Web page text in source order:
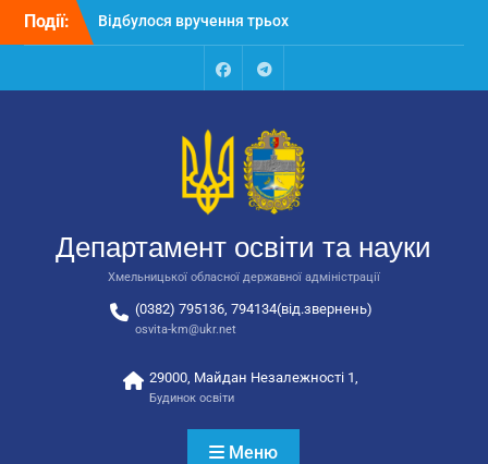
Перейти
Події:
Відбулося вручення трьох
автобусів для потреб
Відбулося засідання
освіти та науки обласної
державної адміністрації
Відбулась обласна
національно-патріотичне
виховання
FacebookTalegram
Департамент освіти та науки
Хмельницької обласної державної адміністрації
(0382) 795136, 794134(від.звернень)
osvita-km@ukr.net
29000, Майдан Незалежності 1,
Будинок освіти
Меню